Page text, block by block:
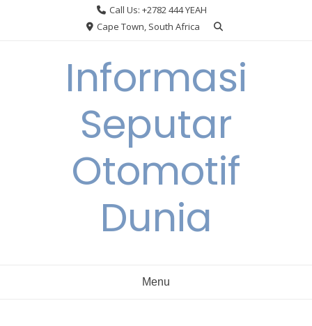
Call Us: +2782 444 YEAH
Cape Town, South Africa
Informasi
Seputar
Otomotif
Dunia
Menu